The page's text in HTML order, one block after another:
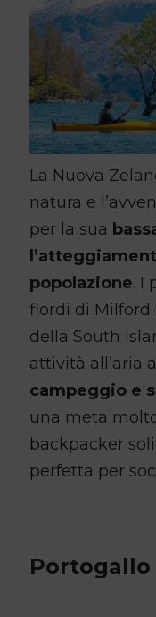
La Nuova
natura e
per la sua
popolazione. I
fiordi di Milford
della South
attività all’aria
campeggio e
una meta
backpacker
perfetta per
Portogallo